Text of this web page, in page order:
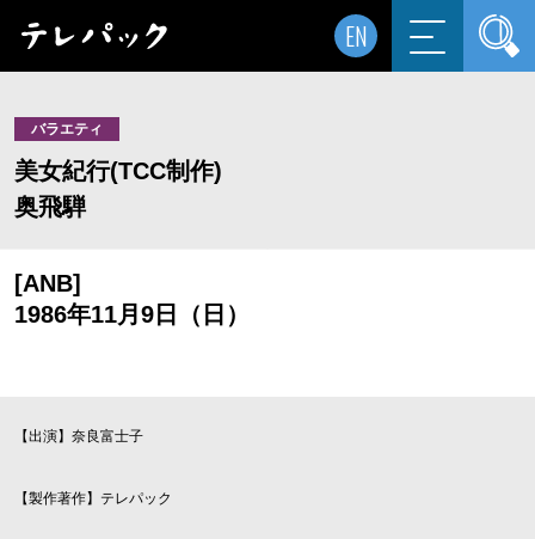
EN
バラエティ
美女紀行(TCC制作)
奥飛騨
[ANB]
1986年11月9日（日）
【出演】奈良富士子
【製作著作】テレパック